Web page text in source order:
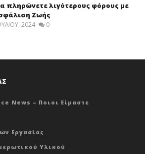
πληρώνετε λιγότερους φόρους με
Ζωής
2024 0
News – Ποιοι Είμαστε
Εργασίας
Υλικού